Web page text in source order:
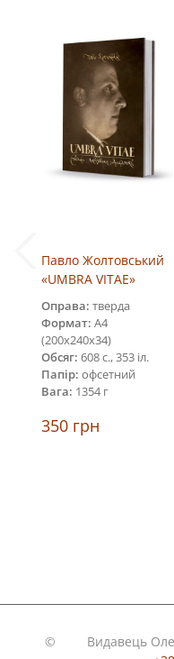
Павло Жолтовський
«UMBRA VITAE»
Оправа: тверда
Формат: А4
(200х240х34)
Обсяг: 608 с., 353 іл.
Папір: офсетний
Вага: 1354 г
350 грн
©
Видавець